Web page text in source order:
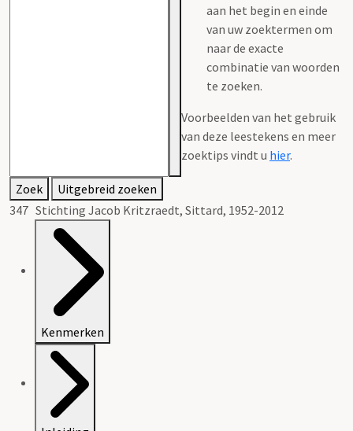
aan het begin en einde
van uw zoektermen om
naar de exacte
combinatie van woorden
te zoeken.
Voorbeelden van het gebruik
van deze leestekens en meer
zoektips vindt u hier.
Zoek
Uitgebreid zoeken
347 Stichting Jacob Kritzraedt, Sittard, 1952-2012
Kenmerken